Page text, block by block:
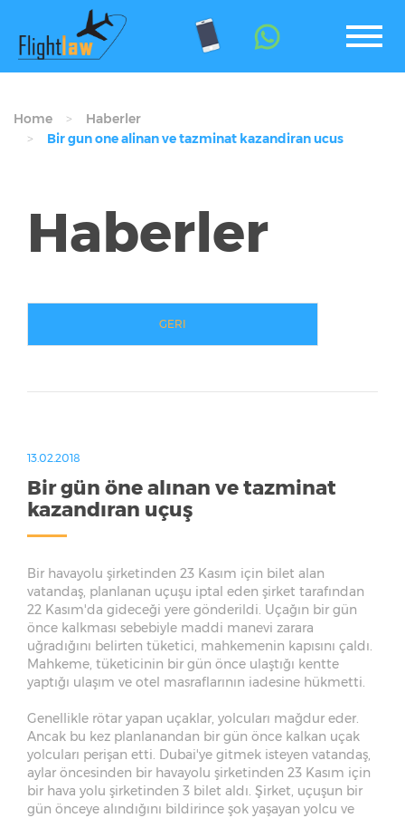
Home
Haberler
Bir gun one alinan ve tazminat kazandiran ucus
Haberler
GERI
13.02.2018
Bir gün öne alınan ve tazminat
kazandıran uçuş
Bir havayolu şirketinden 23 Kasım için bilet alan
vatandaş, planlanan uçuşu iptal eden şirket tarafından
22 Kasım'da gideceği yere gönderildi. Uçağın bir gün
önce kalkması sebebiyle maddi manevi zarara
uğradığını belirten tüketici, mahkemenin kapısını çaldı.
Mahkeme, tüketicinin bir gün önce ulaştığı kentte
yaptığı ulaşım ve otel masraflarının iadesine hükmetti.
Genellikle rötar yapan uçaklar, yolcuları mağdur eder.
Ancak bu kez planlanandan bir gün önce kalkan uçak
yolcuları perişan etti. Dubai'ye gitmek isteyen vatandaş,
aylar öncesinden bir havayolu şirketinden 23 Kasım için
bir hava yolu şirketinden 3 bilet aldı. Şirket, uçuşun bir
gün önceye alındığını bildirince şok yaşayan yolcu ve